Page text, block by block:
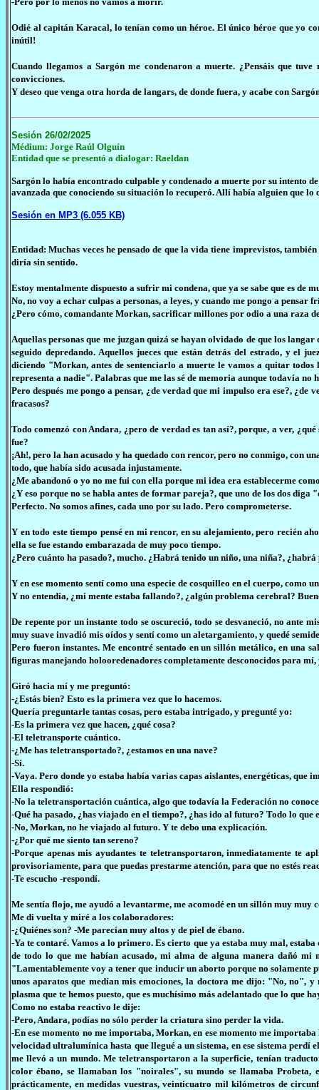
Odié al capitán Karacal, lo tenían como un héroe. El único héroe que yo
inútil!
Cuando llegamos a Sargón me condenaron a muerte. ¿Pensáis que
convicciones.
Y deseo que venga otra horda de langars, de donde fuera, y acabe con
Sesión 26/02/2025
Médium: Jorge Raúl Olguín
Entidad que se presentó a dialogar: Raeldan
Sargón lo había encontrado culpable y condenado a muerte por su intento
avanzada que conociendo su situación lo recuperó. Allí había alguien que
Sesión en MP3 (6.055 KB)
Entidad: Muchas veces he pensado de que la vida tiene imprevistos,
diría sin sentido.
Estoy mentalmente dispuesto a sufrir mi condena, que ya se sabe que es de
No, no voy a echar culpas a personas, a leyes, y cuando me pongo a
¿Pero cómo, comandante Morkan, sacrificar millones por odio a una raza
Aquellas personas que me juzgan quizá se hayan olvidado de que los
seguido depredando. Aquellos jueces que están detrás del estrado, y el
diciendo "Morkan, antes de sentenciarlo a muerte le vamos a quitar
representa a nadie". Palabras que me las sé de memoria aunque todavía no
Pero después me pongo a pensar, ¿de verdad que mi impulso era ese?,
fracasos?
Todo comenzó con Andara, ¿pero de verdad es tan así?, porque, a ver,
fue?
¡Ah!, pero la han acusado y ha quedado con rencor, pero no conmigo, con
todo, que había sido acusada injustamente.
¿Me abandonó o yo no me fui con ella porque mi idea era establecerme
¿Y eso porque no se habla antes de formar pareja?, que uno de los dos
Perfecto. No somos afines, cada uno por su lado. Pero comprometerse.
Y en todo este tiempo pensé en mi rencor, en su alejamiento, pero recién
ella se fue estando embarazada de muy poco tiempo.
¿Pero cuánto ha pasado?, mucho. ¿Habrá tenido un niño, una niña?,
Y en ese momento sentí como una especie de cosquilleo en el cuerpo, como
Y no entendía, ¿mi mente estaba fallando?, ¿algún problema cerebral?
De repente por un instante todo se oscureció, todo se desvaneció, no ante
muy suave invadió mis oídos y sentí como un aletargamiento, y quedé
Pero fueron instantes. Me encontré sentado en un sillón metálico, en una
figuras manejando holooredenadores completamente desconocidos para
Giró hacia mí y me preguntó:
-¿Estás bien? Esto es la primera vez que lo hacemos.
Quería preguntarle tantas cosas, pero estaba intrigado, y pregunté yo:
-Es la primera vez que hacen, ¿qué cosa?
-El teletransporte cuántico.
-¿Me has teletransportado?, ¿estamos en una nave?
-Sí.
-Vaya. Pero donde yo estaba había varias capas aislantes, energéticas, que
Ella respondió:
-No la teletransportación cuántica, algo que todavía la Federación no
-Qué ha pasado, ¿has viajado en el tiempo?, ¿has ido al futuro? Todo lo que
-No, Morkan, no he viajado al futuro. Y te debo una explicación.
-¿Por qué me siento tan sereno?
-Porque apenas mis ayudantes te teletransportaron, inmediatamente te
provisoriamente, para que puedas prestarme atención, para que no estés
-Te escucho -respondí.
Me sentía flojo, me ayudó a levantarme, me acomodé en un sillón muy muy
Me di vuelta y miré a los colaboradores:
-¿Quiénes son? -Me parecían muy altos y de piel de ébano.
-Ya te contaré. Vamos a lo primero. Es cierto que ya estaba muy mal,
de todo lo que me habían acusado, mi alma de alguna manera dañó
"Lamentablemente voy a tener que inducir un aborto porque no
unos aparatos que medían mis emociones, la doctora me dijo: "No, no",
plasma que te hemos puesto, que es muchísimo más adelantado que lo que
Como no estaba reactivo le dije:
-Pero, Andara, podías no sólo perder la criatura sino perder la vida.
-En ese momento no me importaba, Morkan, en ese momento me
velocidad ultralumínica hasta que llegué a un sistema, en ese sistema
me llevó a un mundo. Me teletransportaron a la superficie, tenían
color ébano, se llamaban los "noirales", su mundo se llamaba
prácticamente, en medidas vuestras, veinticuatro mil kilómetros de